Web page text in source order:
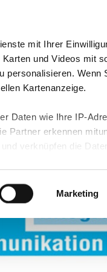
mit Ihrer
und Videos mit
personalisieren. Wenn
Kartenanzeige.
Daten wie Ihre IP-
Partner erkennen
verknüpfen die Daten
in unsererCookie-
sind, müssen Sie
Ihre Einwilligung für
widerrufen. Bitte
Marketing
Presse & Medien